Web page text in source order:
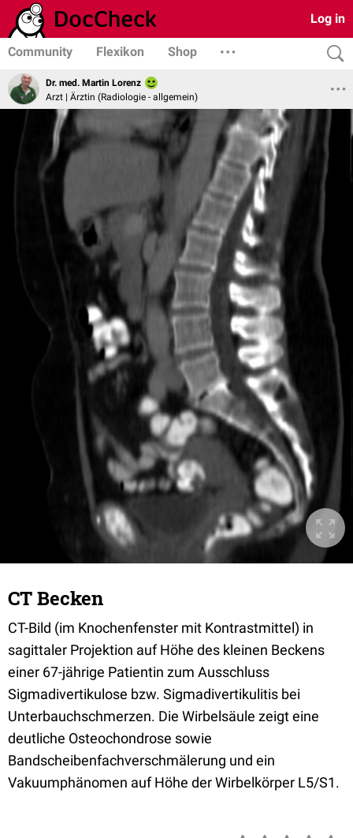
Log in
Community Flexikon Shop
Dr. med. Martin Lorenz
Arzt | Ärztin (Radiologie - allgemein)
CT Becken
CT-Bild (im Knochenfenster mit Kontrastmittel) in
sagittaler Projektion auf Höhe des kleinen Beckens
einer 67-jährige Patientin zum Ausschluss
Sigmadivertikulose bzw. Sigmadivertikulitis bei
Unterbauchschmerzen. Die Wirbelsäule zeigt eine
deutliche Osteochondrose sowie
Bandscheibenfachverschmälerung und ein
Vakuumphänomen auf Höhe der Wirbelkörper L5/S1.